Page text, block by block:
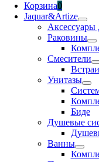
Корзина0
Jaquar&Artize
Аксессуары
Раковины
Смесители
Унитазы
Биде
Душевые
Ванны